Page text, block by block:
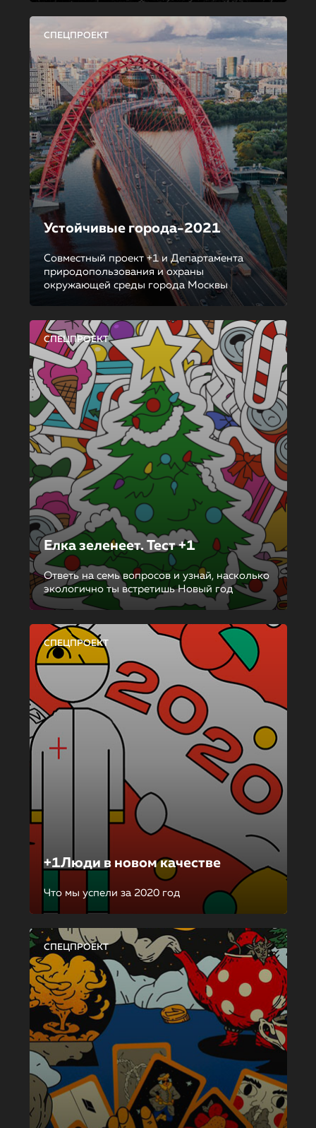
СПЕЦПРОЕКТ
Устойчивые города-2021
Совместный проект +1 и Департамента
природопользования и охраны
окружающей среды города Москвы
СПЕЦПРОЕКТ
Елка зеленеет. Тест +1
Ответь на семь вопросов и узнай, насколько
экологично ты встретишь Новый год
СПЕЦПРОЕКТ
+1Люди в новом качестве
Что мы успели за 2020 год
СПЕЦПРОЕКТ